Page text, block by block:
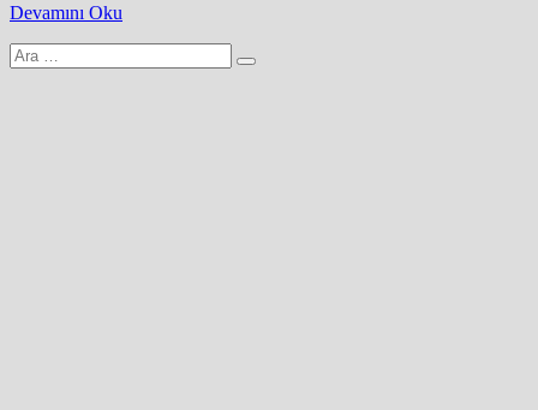
Devamını Oku
Arama
yap: